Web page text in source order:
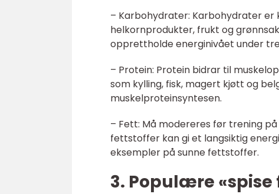
– Karbohydrater: Karbohydrater er
helkornprodukter, frukt og
opprettholde energinivået under
– Protein: Protein bidrar til
som kylling, fisk, magert kjøtt og
muskelproteinsyntesen.
– Fett: Må modereres før trening
fettstoffer kan gi et langsiktig
eksempler på sunne fettstoffer.
3. Populære